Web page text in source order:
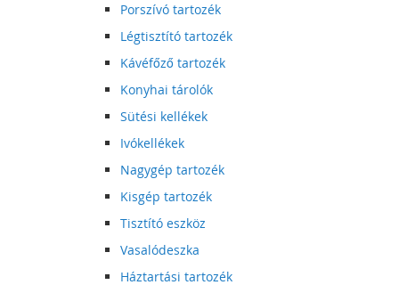
Porszívó tartozék
Légtisztító tartozék
Kávéfőző tartozék
Konyhai tárolók
Sütési kellékek
Ivókellékek
Nagygép tartozék
Kisgép tartozék
Tisztító eszköz
Vasalódeszka
Háztartási tartozék